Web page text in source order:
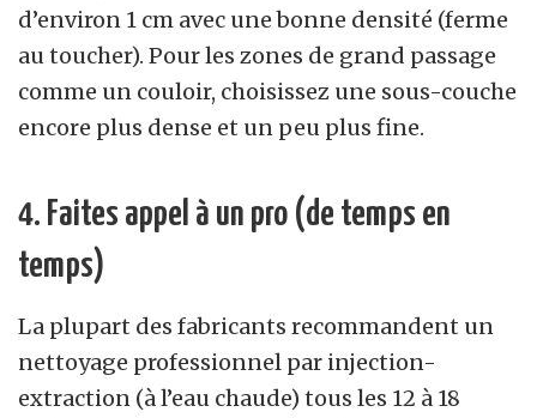
d’environ 1 cm avec une bonne densité (ferme
au toucher). Pour les zones de grand passage
comme un couloir, choisissez une sous-couche
encore plus dense et un peu plus fine.
4. Faites appel à un pro (de temps en
temps)
La plupart des fabricants recommandent un
nettoyage professionnel par injection-
extraction (à l’eau chaude) tous les 12 à 18